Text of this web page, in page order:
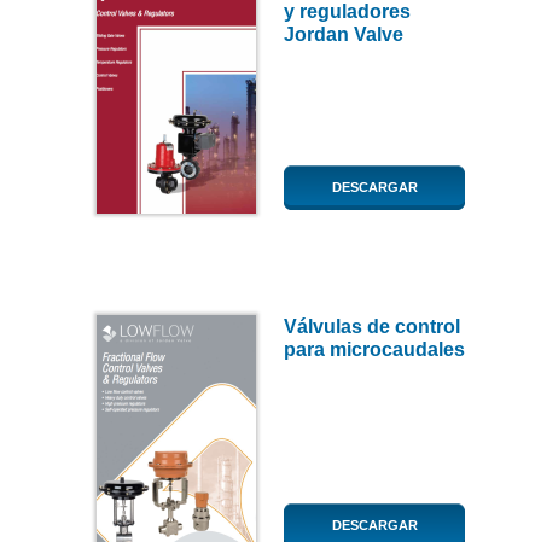
y reguladores
Jordan Valve
DESCARGAR
Válvulas de control
para microcaudales
DESCARGAR